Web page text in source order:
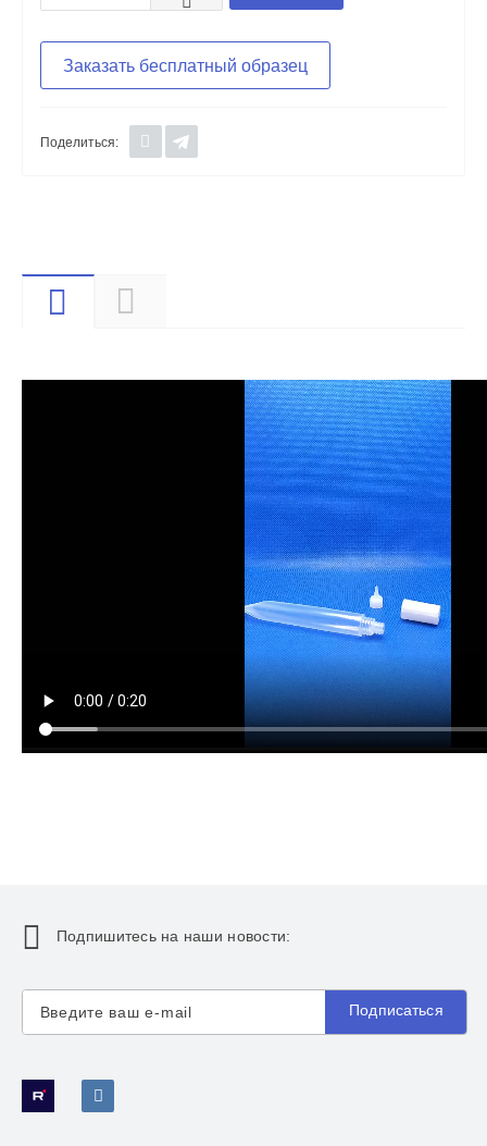
Заказать бесплатный образец
Поделиться:
Подпишитесь на наши новости:
Подписаться